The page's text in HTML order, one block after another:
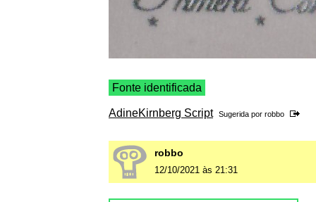
Fonte identificada
AdineKirnberg Script Sugerida por robbo
robbo
12/10/2021 às 21:31